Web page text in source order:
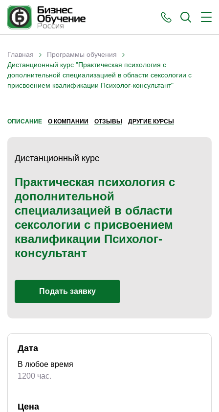
Вы здесь
Главная › Программы обучения ›
Дистанционный курс "Практическая психология с
дополнительной специализацией в области сексологии с
присвоением квалификации Психолог-консультант"
ОПИСАНИЕ О КОМПАНИИ ОТЗЫВЫ ДРУГИЕ КУРСЫ
Дистанционный курс
Практическая психология с
дополнительной
специализацией в области
сексологии с присвоением
квалификации Психолог-
консультант
Подать заявку
Дата
В любое время
1200 час.
Цена